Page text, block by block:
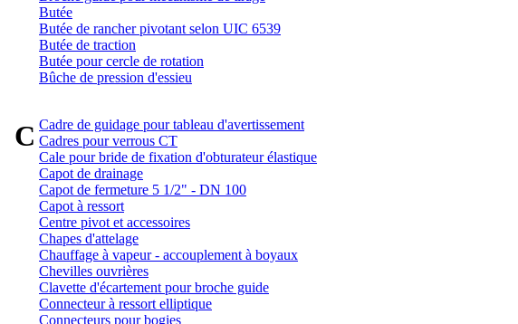
Butée
Butée de rancher pivotant selon UIC 6539
Butée de traction
Butée pour cercle de rotation
Bûche de pression d'essieu
CCadre de guidage pour tableau d'avertissement
Cadres pour verrous CT
Cale pour bride de fixation d'obturateur élastique
Capot de drainage
Capot de fermeture 5 1/2" - DN 100
Capot à ressort
Centre pivot et accessoires
Chapes d'attelage
Chauffage à vapeur - accouplement à boyaux
Chevilles ouvrières
Clavette d'écartement pour broche guide
Connecteur à ressort elliptique
Connecteurs pour bogies